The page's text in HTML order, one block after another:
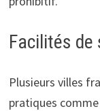
Facilités
Plusieurs villes
pratiques